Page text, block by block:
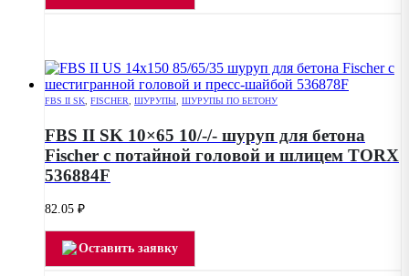
FBS II SK FISCHER ШУРУПЫ ШУРУПЫ ПО БЕТОНУ
FBS II SK 10×65 10/-/- шуруп для бетона
Fischer с потайной головой и шлицем TORX
536884F
82.05 ₽
Оставить заявку